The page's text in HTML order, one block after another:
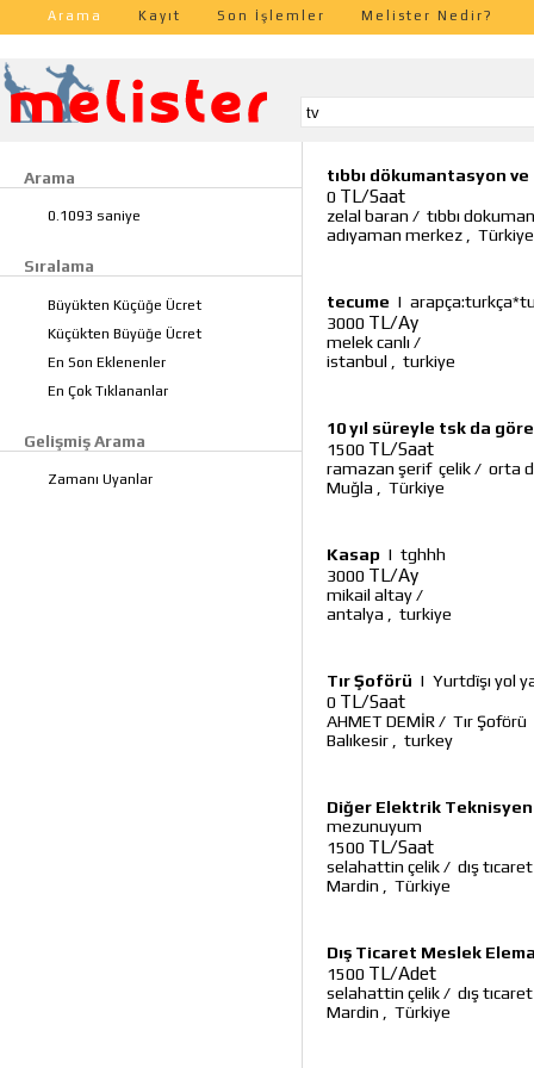
Arama Kayıt Son İşlemler Melister Nedir?
Arama
0.1093 saniye
Sıralama
Büyükten Küçüğe Ücret
Küçükten Büyüğe Ücret
En Son Eklenenler
En Çok Tıklananlar
Gelişmiş Arama
Zamanı Uyanlar
tıbbı dökumantasyon
0 TL/Saat
zelal baran / tıbbı
adıyaman merkez
Türkiye
tecume |
3000 TL/Ay
melek canlı /
istanbul
turkiye
10 yıl süreyle tsk da
1500 TL/Saat
ramazan şerif çelik/ orta
Muğla
Türkiye
Kasap | tghhh
3000 TL/Ay
mikail altay/
antalya
turkiye
Tır Şoförü | Yurtdïşı yol
0 TL/Saat
AHMET DEMİR / Tır Şoförü
Balıkesir
turkey
Diğer Elektrik
mezunuyum
1500 TL/Saat
selahattin çelik/ dış
Mardin
Türkiye
Dış Ticaret Meslek
1500 TL/Adet
selahattin çelik/ dış
Mardin
Türkiye